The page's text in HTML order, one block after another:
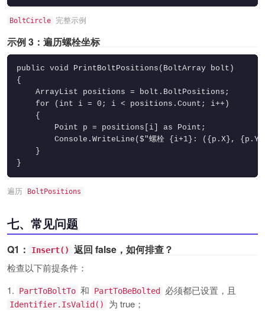
BoltCircle 完整示例
示例 3：遍历螺栓坐标
public void PrintBoltPositions(BoltArray bolt)
{
    ArrayList positions = bolt.BoltPositions;
    for (int i = 0; i < positions.Count; i++)
    {
        Point p = positions[i] as Point;
Console.WriteLine($"螺栓 {i+1}: ({p.X},
    }
}
遍历 BoltPositions
七、常见问题
Q1： Insert() 返回 false，如何排查？
检查以下前提条件：
1.
PartToBoltTo 和 PartToBeBolted 必须都已设置，且
Identifier.IsValid()
为 true；